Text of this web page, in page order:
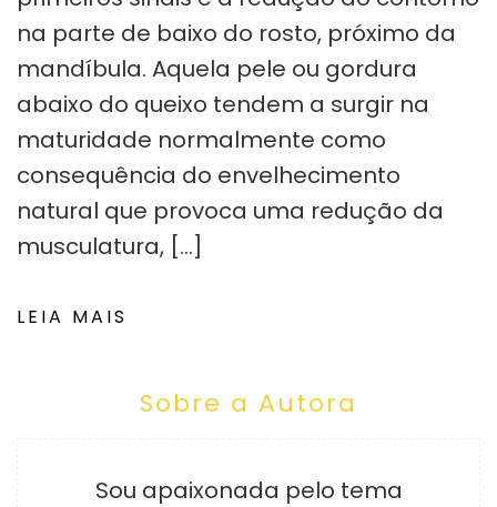
na parte de baixo do rosto, próximo da
mandíbula. Aquela pele ou gordura
abaixo do queixo tendem a surgir na
maturidade normalmente como
consequência do envelhecimento
natural que provoca uma redução da
musculatura, […]
LEIA MAIS
Sobre a Autora
Sou apaixonada pelo tema